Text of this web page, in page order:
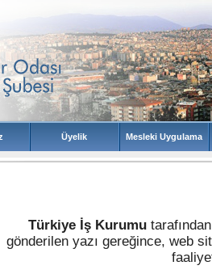
Türkiye İş Kurumu
gönderilen yazı gereğince, web